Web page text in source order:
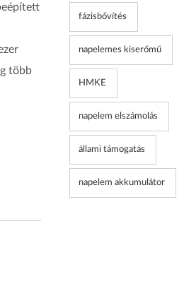
több
fázisbővítés
napelemes kiserőmű
HMKE
napelem elszámolás
állami támogatás
napelem akkumulátor